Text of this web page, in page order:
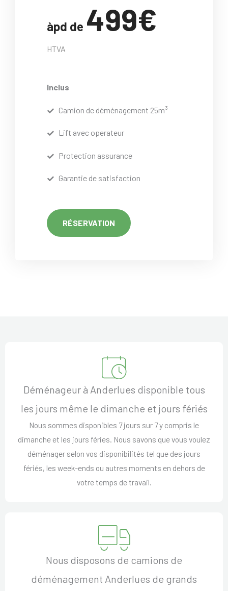
àpd de 499€
HTVA
Inclus
Camion de déménagement 25m³
Lift avec operateur
Protection assurance
Garantie de satisfaction
RÉSERVATION
Déménageur à Anderlues disponible tous
les jours même le dimanche et jours fériés
Nous sommes disponibles 7 jours sur 7 y compris le
dimanche et les jours féries. Nous savons que vous voulez
déménager selon vos disponibilités tel que des jours
fériés, les week-ends ou autres moments en dehors de
votre temps de travail.
Nous disposons de camions de
déménagement Anderlues de grands